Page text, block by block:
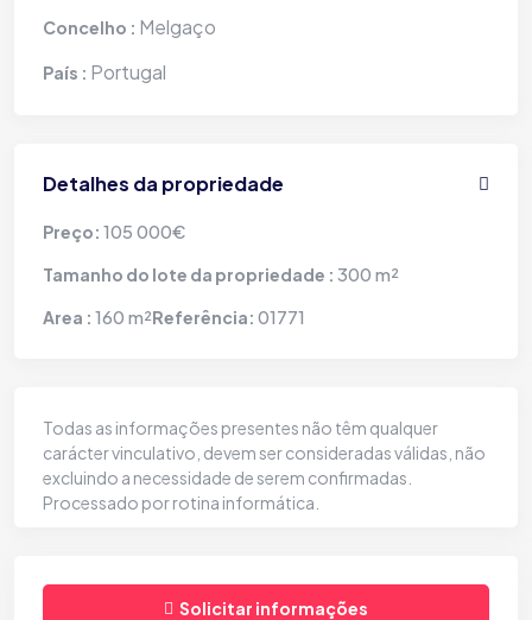
Concelho : Melgaço
País : Portugal
Detalhes da propriedade
Preço: 105 000€
Tamanho do lote da propriedade : 300 m²
Area : 160 m²Referência: 01771
Todas as informações presentes não têm qualquer
carácter vinculativo, devem ser consideradas válidas, não
excluindo a necessidade de serem confirmadas.
Processado por rotina informática.
Solicitar informações